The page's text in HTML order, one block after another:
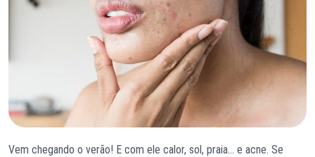
Vem chegando o verão! E com ele calor, sol, praia… e acne. Se